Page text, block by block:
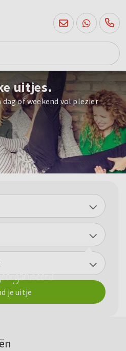
085
760
2556
uitjes.
of weekend vol plezier
je uitje